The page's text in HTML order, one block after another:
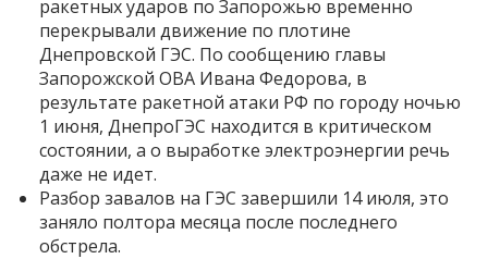
ракетных ударов по Запорожью временно
перекрывали движение по плотине
Днепровской ГЭС. По сообщению главы
Запорожской ОВА Ивана Федорова, в
результате ракетной атаки РФ по городу ночью
1 июня, ДнепроГЭС находится в критическом
состоянии, а о выработке электроэнергии речь
даже не идет.
Разбор завалов на ГЭС завершили 14 июля, это
заняло полтора месяца после последнего
обстрела.